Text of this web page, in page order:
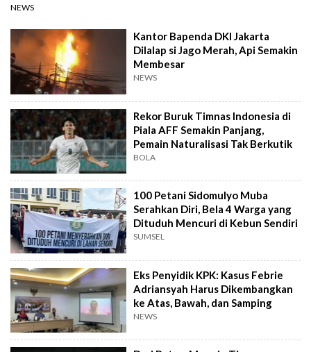
NEWS
Kantor Bapenda DKI Jakarta
Dilalap si Jago Merah, Api Semakin
Membesar
NEWS
Rekor Buruk Timnas Indonesia di
Piala AFF Semakin Panjang,
Pemain Naturalisasi Tak Berkutik
BOLA
100 Petani Sidomulyo Muba
Serahkan Diri, Bela 4 Warga yang
Dituduh Mencuri di Kebun Sendiri
SUMSEL
Eks Penyidik KPK: Kasus Febrie
Adriansyah Harus Dikembangkan
ke Atas, Bawah, dan Samping
NEWS